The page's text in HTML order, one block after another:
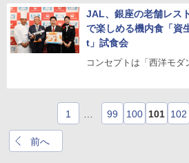
JAL、銀座の老舗レス
で楽しめる機内食「資
t」試食会
コンセプトは「西洋モダ
前へ
1 99 100 101 102